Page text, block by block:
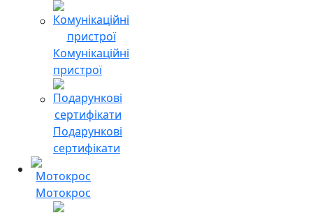
Комунікаційні
пристрої
Подарункові
сертифікати
Мотокрос